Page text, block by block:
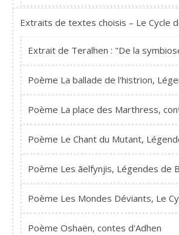
Extraits de textes choisis – Le Cycle
Extrait de Teralhen : "De la
Poème La ballade de l'histrion,
Poème La place des Marthress,
Poème Le Chant du Mutant,
Poème Les ãelfynjis, Légendes de
Poème Les Mondes Déviants, Le
Poème Oshaën, contes d'Adhen